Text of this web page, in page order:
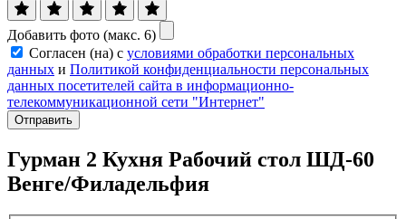
Добавить фото (макс. 6)
Согласен (на) с условиями обработки персональных
данных и Политикой конфиденциальности персональных
данных посетителей сайта в информационно-
телекоммуникационной сети "Интернет"
Отправить
Гурман 2 Кухня Рабочий стол ШД-60
Венге/Филадельфия